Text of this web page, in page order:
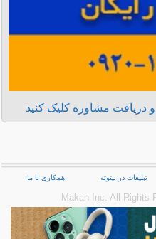
دریافت مشاوره کلیک کنید
تبلیغات در بیتوته همکاری با ما
Makan Inc.‎ All Rights